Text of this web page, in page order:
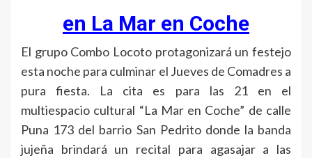
en La Mar en Coche
El grupo Combo Locoto protagonizará un festejo
esta noche para culminar el Jueves de Comadres a
pura fiesta. La cita es para las 21 en el
multiespacio cultural “La Mar en Coche” de calle
Puna 173 del barrio San Pedrito donde la banda
jujeña brindará un recital para agasajar a las